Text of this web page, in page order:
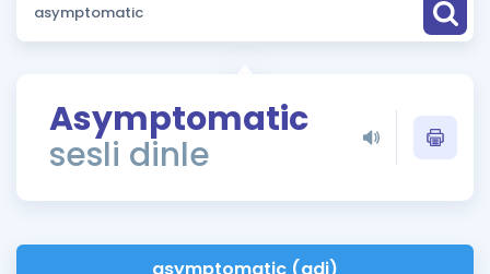
Puan Hesaplama
ÖSYM Sınav Takvimi
Kampanyalar
Asymptomatic
sesli dinle